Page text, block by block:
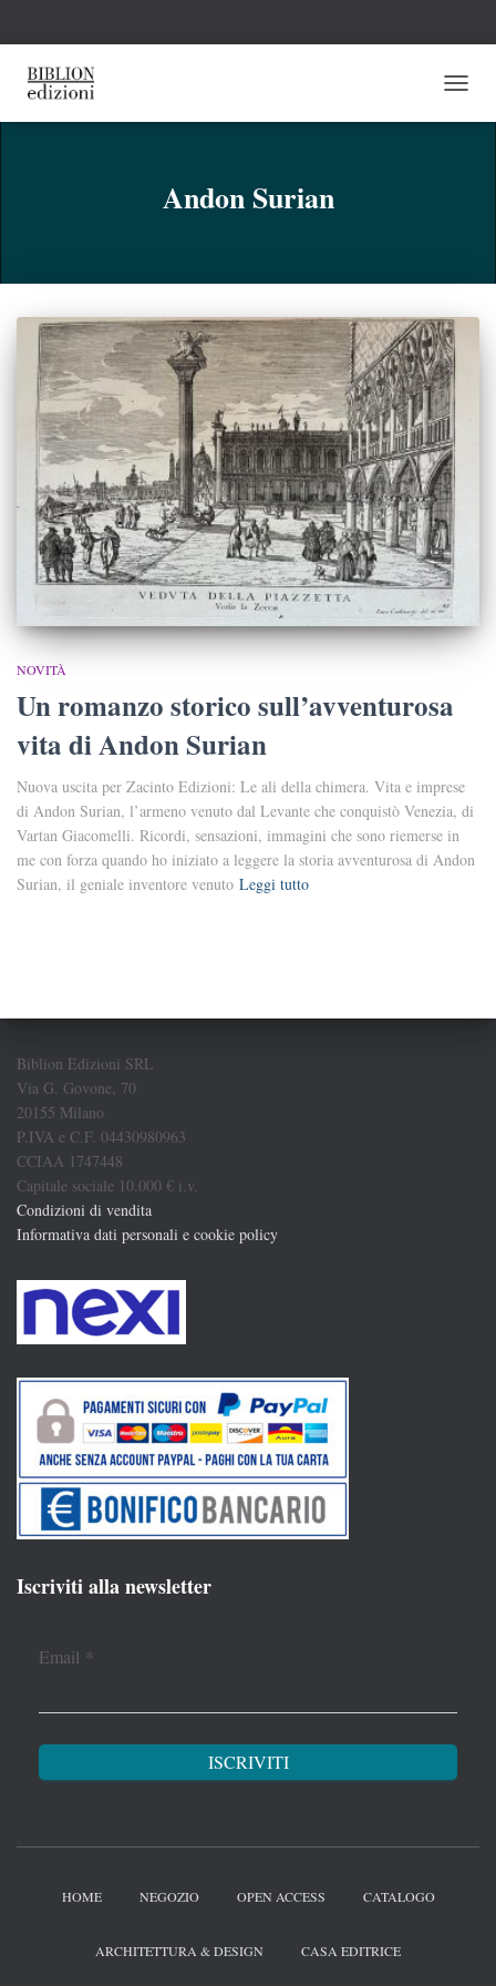
Andon Surian
NOVITÀ
Un romanzo storico sull’avventurosa
vita di Andon Surian
Nuova uscita per Zacinto Edizioni: Le ali della chimera. Vita e imprese
di Andon Surian, l’armeno venuto dal Levante che conquistò Venezia, di
Vartan Giacomelli. Ricordi, sensazioni, immagini che sono riemerse in
me con forza quando ho iniziato a leggere la storia avventurosa di Andon
Surian, il geniale inventore venuto Leggi tutto
Biblion Edizioni SRL
Via G. Govone, 70
20155 Milano
P.IVA e C.F. 04430980963
CCIAA 1747448
Capitale sociale 10.000 € i.v.
Condizioni di vendita
Informativa dati personali e cookie policy
Iscriviti alla newsletter
Email *
HOME NEGOZIO OPEN ACCESS CATALOGO
ARCHITETTURA & DESIGN CASA EDITRICE